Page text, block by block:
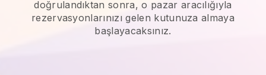
doğrulandıktan sonra, o pazar aracılığıyla
rezervasyonlarınızı gelen kutunuza almaya
başlayacaksınız.